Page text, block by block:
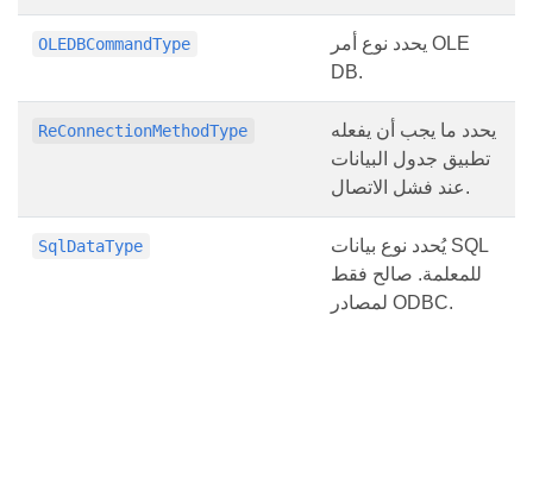
OLEDBCommandType
يحدد نوع أمر OLE
DB.
ReConnectionMethodType
يحدد ما يجب أن يفعله
تطبيق جدول البيانات
عند فشل الاتصال.
SqlDataType
يُحدد نوع بيانات SQL
للمعلمة. صالح فقط
لمصادر ODBC.